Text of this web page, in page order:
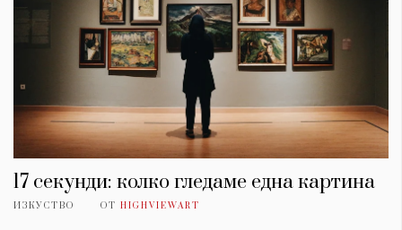
17 секунди: колко гледаме една картина
ИЗКУСТВО ОТ HIGHVIEWART